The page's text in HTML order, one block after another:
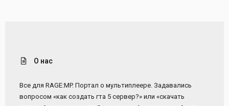
О нас
Все для RAGE:MP. Портал о мультиплеере. Задавались
вопросом «как создать гта 5 сервер?» или «скачать